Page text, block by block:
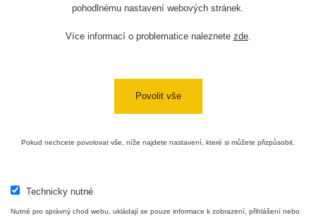
vzdálenost sondy od předmětu apod.), mějte proto na
přesnou hodnotu.
pohodlnému nastavení webových stránek.
Více informací o problematice naleznete zde.
Povolit vše
Pokud nechcete povolovat vše, níže najdete nastavení, které si můžete přizpůsobit.
Technicky nutné
Nutné pro správný chod webu, ukládají se pouze informace k zobrazení, přihlášení nebo